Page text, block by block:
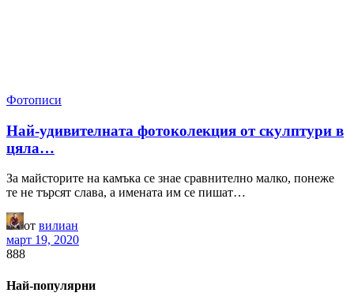
Фотописи
Най-удивителната фотоколекция от скулптури в
цяла…
За майсторите на камъка се знае сравнително малко, понеже
те не търсят слава, а имената им се пишат…
от вилиан
март 19, 2020
888
Най-популярни